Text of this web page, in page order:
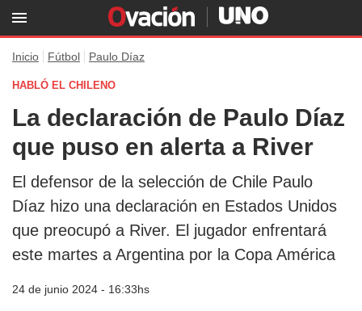
Inicio Fútbol Paulo Díaz
HABLÓ EL CHILENO
La declaración de Paulo Díaz
que puso en alerta a River
El defensor de la selección de Chile Paulo
Díaz hizo una declaración en Estados Unidos
que preocupó a River. El jugador enfrentará
este martes a Argentina por la Copa América
24 de junio 2024 - 16:33hs